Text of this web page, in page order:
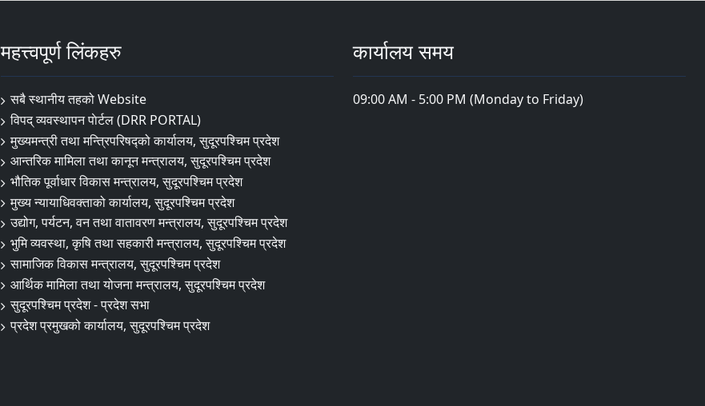
महत्त्वपूर्ण लिंकहरु
सबै स्थानीय तहको Website
विपद् व्यवस्थापन पाेर्टल (DRR PORTAL)
मुख्यमन्त्री तथा मन्त्रिपरिषद्को कार्यालय, सुदूरपश्चिम प्रदेश
आन्तरिक मामिला तथा कानून मन्त्रालय, सुदूरपश्चिम प्रदेश
भौतिक पूर्वाधार विकास मन्त्रालय, सुदूरपश्चिम प्रदेश
मुख्य न्यायाधिवक्ताको कार्यालय, सुदूरपश्चिम प्रदेश
उद्योग, पर्यटन, वन तथा वातावरण मन्त्रालय, सुदूरपश्चिम प्रदेश
भुमि व्यवस्था, कृषि तथा सहकारी मन्त्रालय, सुदूरपश्चिम प्रदेश
सामाजिक विकास मन्त्रालय, सुदूरपश्चिम प्रदेश
आर्थिक मामिला तथा योजना मन्त्रालय, सुदूरपश्चिम प्रदेश
सुदूरपश्चिम प्रदेश - प्रदेश सभा
प्रदेश प्रमुखको कार्यालय, सुदूरपश्चिम प्रदेश
कार्यालय समय
09:00 AM - 5:00 PM (Monday to Friday)